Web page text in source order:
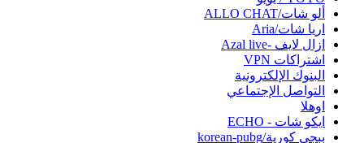
ألو شات/ALLO CHAT
اريا شات/Aria
ازال لايف -Azal live
اشتراكات VPN
البنوك الإلكترونية
التواصل الإجتماعي
اوهلا
ايكو شات - ECHO
ببجي كورية/korean-pubg